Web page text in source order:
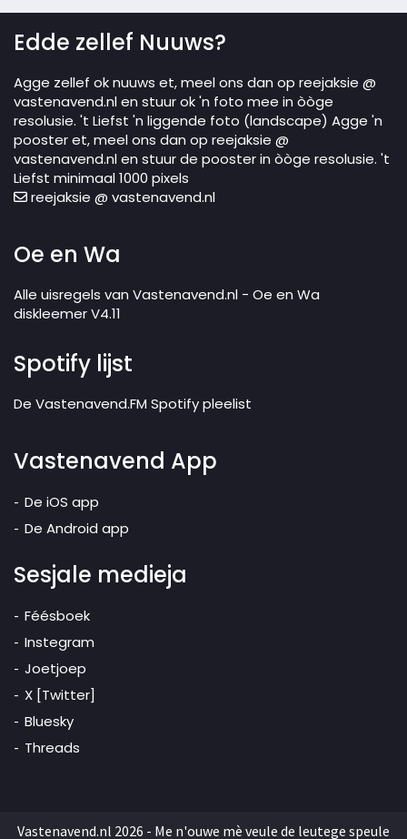
Edde zellef Nuuws?
Agge zellef ok nuuws et, meel ons dan op reejaksie @
vastenavend.nl en stuur ok 'n foto mee in òòge
resolusie. 't Liefst 'n liggende foto (landscape) Agge 'n
pooster et, meel ons dan op reejaksie @
vastenavend.nl en stuur de pooster in òòge resolusie. 't
Liefst minimaal 1000 pixels
reejaksie @ vastenavend.nl
Oe en Wa
Alle uisregels van Vastenavend.nl - Oe en Wa
diskleemer V4.11
Spotify lijst
De Vastenavend.FM Spotify pleelist
Vastenavend App
De iOS app
De Android app
Sesjale medieja
Féésboek
Instegram
Joetjoep
X [Twitter]
Bluesky
Threads
Vastenavend.nl 2026 - Me n'ouwe mè veule de leutege speule